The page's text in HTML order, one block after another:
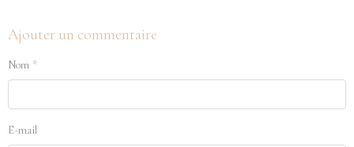
Ajouter un commentaire
Nom
E-mail